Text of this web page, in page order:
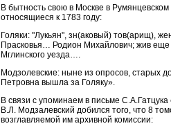
В бытность свою в Москве в
относящиеся к 1783 году:
Голяки: "Лукьян", зн(аковый) тов(арищ),
Прасковья… Родион Михайлович; жив еще
Мглинского уезда….
Модзолевские: ныне из опросов, старых
Петровна вышла за Голяку».
В связи с упоминаем в письме
В.Л. Модзалевский добился того, что 8
возглавляемой им архивной комиссии: